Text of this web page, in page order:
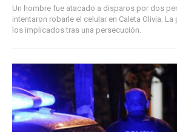
Un hombre fue atacado a disparos por dos
intentaron robarle el celular en Caleta Olivia.
los implicados tras una persecución.